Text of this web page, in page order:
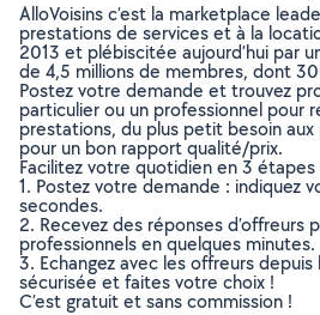
AlloVoisins c’est la marketplace
prestations de services et à la
2013 et plébiscitée aujourd’hui par
de 4,5 millions de membres, dont
Postez votre demande et trouvez
particulier ou un professionnel pour
prestations, du plus petit besoin aux
pour un bon rapport qualité/prix.
Facilitez votre quotidien en 3 étapes
1. Postez votre demande : indiquez
secondes.
2. Recevez des réponses d’offreurs
professionnels en quelques minutes.
3. Echangez avec les offreurs
sécurisée et faites votre choix !
C’est gratuit et sans commission !